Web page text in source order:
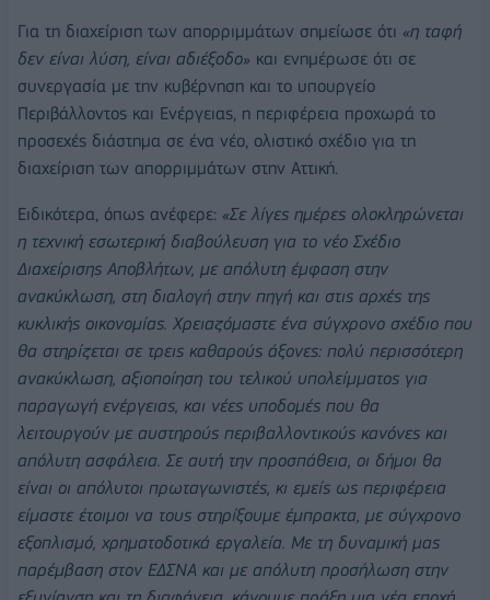
Για τη διαχείριση των απορριμμάτων σημείωσε ότι «η ταφή
δεν είναι λύση, είναι αδιέξοδο» και ενημέρωσε ότι σε
συνεργασία με την κυβέρνηση και το υπουργείο
Περιβάλλοντος και Ενέργειας, η περιφέρεια προχωρά το
προσεχές διάστημα σε ένα νέο, ολιστικό σχέδιο για τη
διαχείριση των απορριμμάτων στην Αττική.
Ειδικότερα, όπως ανέφερε: «Σε λίγες ημέρες ολοκληρώνεται
η τεχνική εσωτερική διαβούλευση για το νέο Σχέδιο
Διαχείρισης Αποβλήτων, με απόλυτη έμφαση στην
ανακύκλωση, στη διαλογή στην πηγή και στις αρχές της
κυκλικής οικονομίας. Χρειαζόμαστε ένα σύγχρονο σχέδιο που
θα στηρίζεται σε τρεις καθαρούς άξονες: πολύ περισσότερη
ανακύκλωση, αξιοποίηση του τελικού υπολείμματος για
παραγωγή ενέργειας, και νέες υποδομές που θα
λειτουργούν με αυστηρούς περιβαλλοντικούς κανόνες και
απόλυτη ασφάλεια. Σε αυτή την προσπάθεια, οι δήμοι θα
είναι οι απόλυτοι πρωταγωνιστές, κι εμείς ως περιφέρεια
είμαστε έτοιμοι να τους στηρίξουμε έμπρακτα, με σύγχρονο
εξοπλισμό, χρηματοδοτικά εργαλεία. Με τη δυναμική μας
παρέμβαση στον ΕΔΣΝΑ και με απόλυτη προσήλωση στην